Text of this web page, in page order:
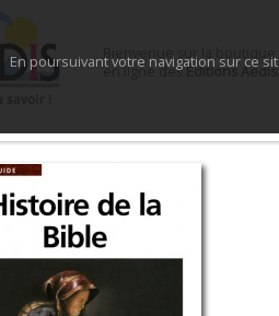
Bienvenue sur la boutique
en ligne desÉditions Aedis.
En poursuivant votre navigation sur ce